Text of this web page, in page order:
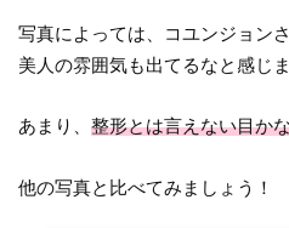
写真によっては、コユンジョン
美人の雰囲気も出てるなと感じま
あまり、整形とは言えない目か
他の写真と比べてみましょう！